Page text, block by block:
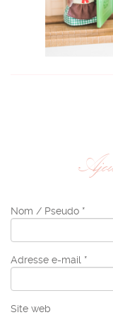
Nom / Pseudo *
Adresse e-mail *
Site web